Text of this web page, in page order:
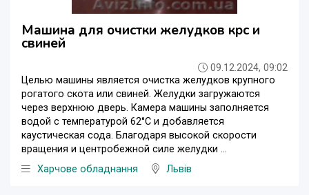
Машина для очистки желудков крс и
свиней
09.12.2024, 09:02
Целью машины является очистка желудков крупного
рогатого скота или свиней. Желудки загружаются
через верхнюю дверь. Камера машины заполняется
водой с температурой 62°C и добавляется
каустическая сода. Благодаря высокой скорости
вращения и центробежной силе желудки ...
Харчове обладнання
Львів